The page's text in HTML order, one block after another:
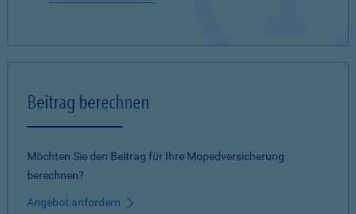
Beitrag berechnen
Möchten Sie den Beitrag für Ihre Mopedversicherung
berechnen?
Angebot anfordern